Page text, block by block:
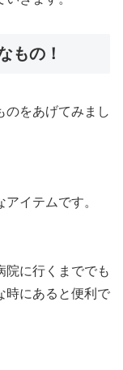
もの！
のをあげてみまし
イテムです。
院に行くまででも
時にあると便利で